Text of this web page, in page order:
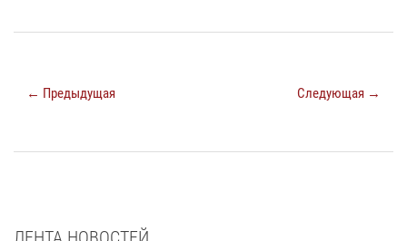
← Предыдущая Следующая →